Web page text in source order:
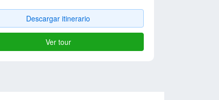
Descargar itinerario
Ver tour